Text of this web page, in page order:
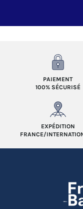
PAIEMENT
100% SÉCURISÉ
EXPÉDITION
FRANCE/